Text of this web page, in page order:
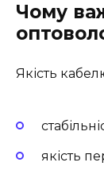
Чому
Якість
якість